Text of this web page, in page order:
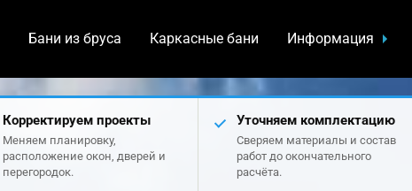
Бани из бруса Каркасные бани Информация
Корректируем проекты
Меняем планировку,
расположение окон, дверей и
перегородок.
Уточняем комплектацию
Сверяем материалы и состав
работ до окончательного
расчёта.